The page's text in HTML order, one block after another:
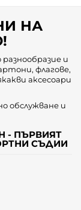
НА
и
флагове,
аксесоари
обслужване и
- ПЪРВИЯТ
СЪДИИ